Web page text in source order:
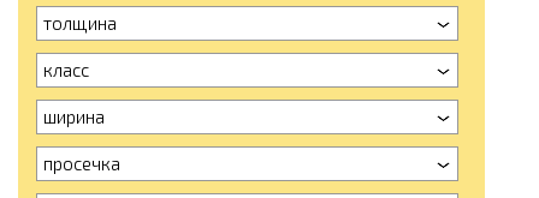
толщина
класс
ширина
просечка